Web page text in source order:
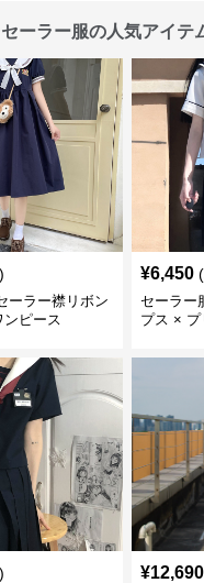
ーラー服の人気アイテ
ーラー襟リボン
ンピース
¥6,450
セーラ
プス ×
¥12,690